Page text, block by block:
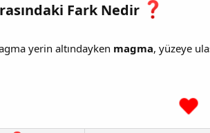
Fark Nedir
yerin altındayken magma, yüzeye